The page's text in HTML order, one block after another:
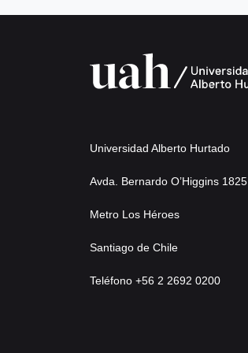
Universidad Alberto Hurtado
Avda. Bernardo O’Higgins 1825
Metro Los Héroes
Santiago de Chile
Teléfono +56 2 2692 0200